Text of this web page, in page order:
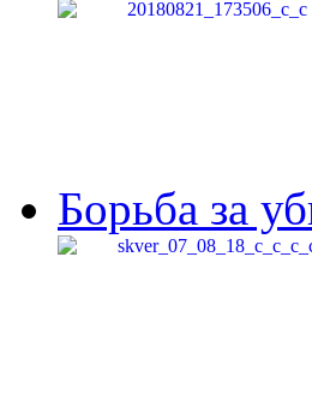
Борьба за